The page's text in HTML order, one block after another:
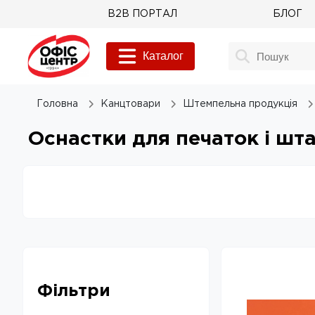
B2B ПОРТАЛ БЛОГ
Каталог
Головна Канцтовари Штемпельна продукція
Оснастки для печаток і
Фільтри